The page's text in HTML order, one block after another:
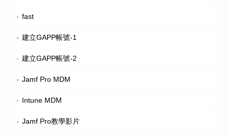
fast
建立GAPP帳號-1
建立GAPP帳號-2
Jamf Pro MDM
Intune MDM
Jamf Pro教學影片